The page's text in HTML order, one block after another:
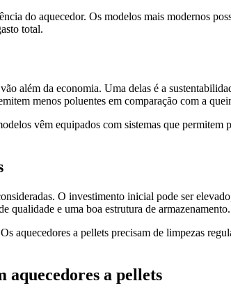
do aquecedor. Os modelos mais modernos
total.
além da economia. Uma delas é a
menos poluentes em comparação com a
vêm equipados com sistemas que
O investimento inicial pode ser
qualidade e uma boa estrutura de armazenamento.
aquecedores a pellets precisam de limpezas
aquecedores a pellets